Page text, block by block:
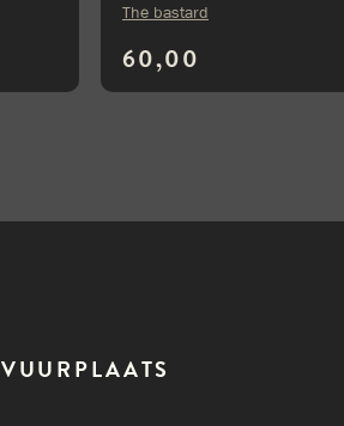
60,00
The bastard
VUURPLAATS